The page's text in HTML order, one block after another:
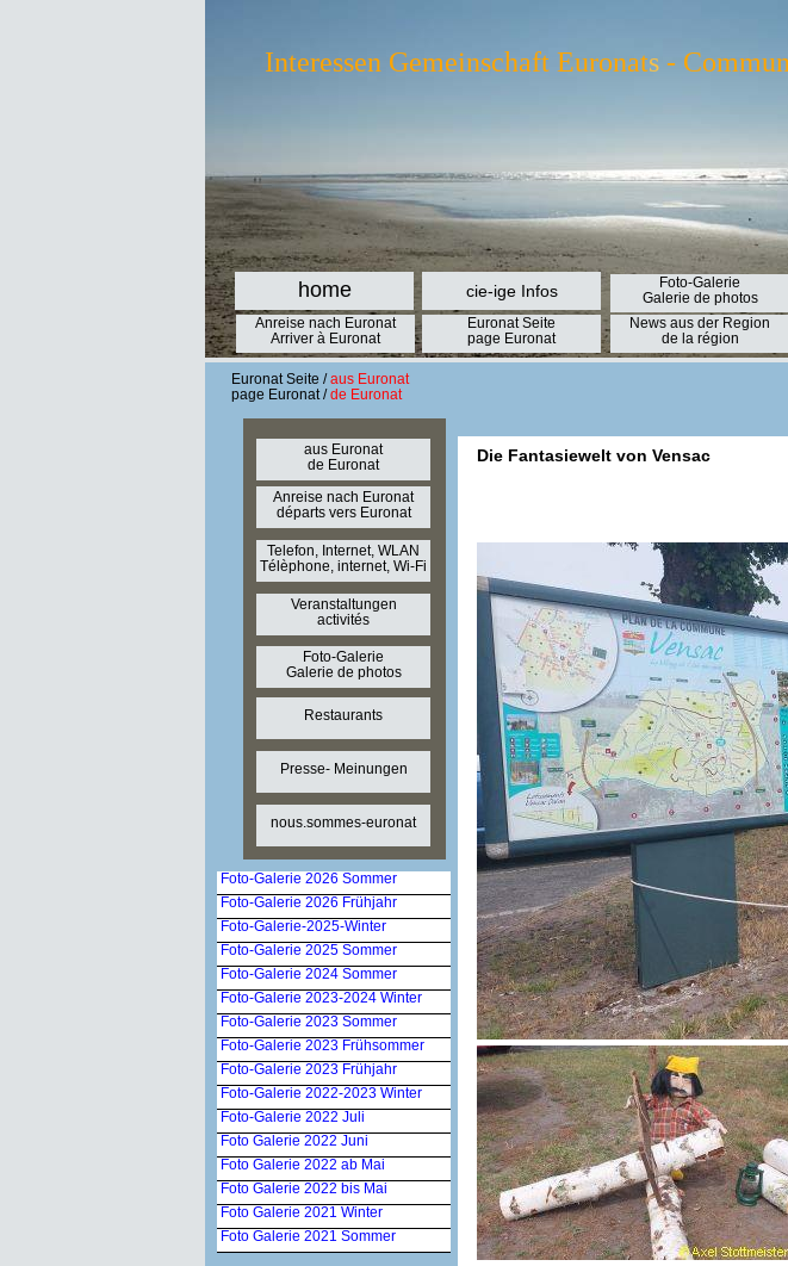
cie-ige Infos
Interessen Gemeinschaft Euronats -
Euronat Seite
page Euronat
News aus der Region
de la région
Foto-Galerie
Galerie de photos
Anreise nach Euronat
Arriver à Euronat
home
Anreise nach Euronat
départs vers Euronat
Telefon, Internet, WLAN
Télèphone, internet, Wi-Fi
aus Euronat
de Euronat
Veranstaltungen
activités
Foto-Galerie
Galerie de photos
Restaurants
Presse- Meinungen
nous.sommes-euronat
Euronat Seite /aus Euronat
page Euronat /de Euronat
Die Fantasiewelt von Vensac
Foto-Galerie 2022 Juli
Foto Galerie 2022 Juni
Foto Galerie 2022 ab Mai
Foto Galerie 2022 bis Mai
Foto Galerie 2021 Winter
Foto Galerie 2021 Sommer
Foto-Galerie 2022-2023 Winter
Foto-Galerie 2023 Frühjahr
Foto-Galerie 2023 Frühsommer
Foto-Galerie 2023 Sommer
Foto-Galerie 2023-2024 Winter
Foto-Galerie 2024 Sommer
Foto-Galerie 2025 Sommer
Foto-Galerie-2025-Winter
Foto-Galerie 2026 Frühjahr
Foto-Galerie 2026 Sommer